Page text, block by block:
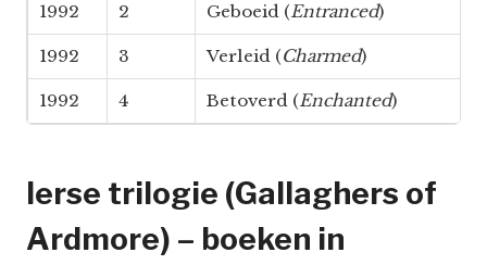
1992 2 Geboeid (Entranced)
1992 3 Verleid (Charmed)
1992 4 Betoverd (Enchanted)
Ierse trilogie (Gallaghers of
Ardmore) – boeken in